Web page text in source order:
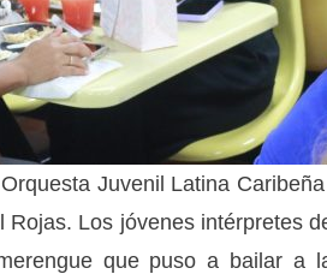
Juvenil Latina
Los jóvenes intérpretes
que puso a bailar a